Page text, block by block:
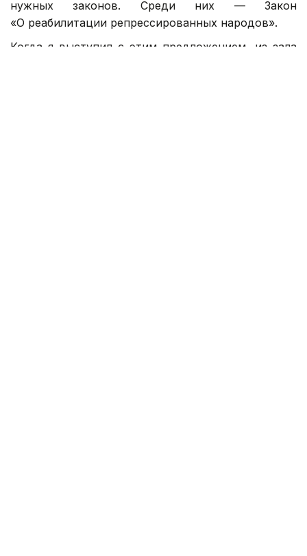
нужных законов. Среди них — Закон
«О реабилитации репрессированных народов».
Когда я выступил с этим предложением, из зала